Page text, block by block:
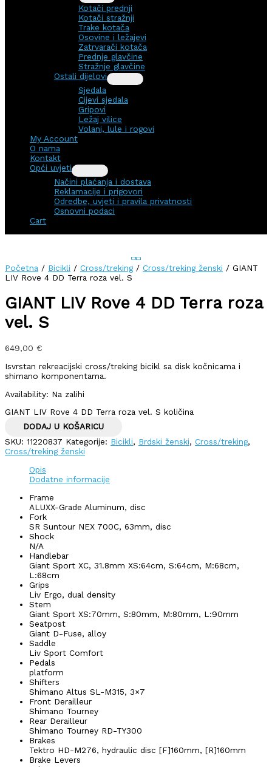
Kotači prednji
Kotači stražnji
Trake kotača
Osovine i ležajevi
Zatrvarači kotača
Prednje glavčine
Stražnje glavčine
Ostali dijelovi
Sjedala
Cijevi sjedala
Gripovi
Ležaj vilice
Volani, lule i rogovi
My Account
O nama
Kontakt
Opći uvjeti
Načini plaćanja i dostava
Reklamacije i prigovori
Odredbe, uvjeti i pravila privatnosti
Osnovni podaci
Cart
Početna / Bicikli / Cross/treking/ Cross/treking ženski / GIANT
LIV Rove 4 DD Terra roza vel. S
GIANT LIV Rove 4 DD Terra roza
vel. S
649,00 €
Isvrstan rekreacijski cross/treking bicikl sa disk kočnicama i
shimano komponentama.
Availability: Na zalihi
GIANT LIV Rove 4 DD Terra roza vel. S količina
DODAJ U KOŠARICU
SKU: 11220837 Kategorije: Bicikli, Brdski ženski, Cross/treking,
Cross/treking ženski
Opis
Dodatne informacije
Frame
ALUXX-Grade Aluminum, disc
Fork
SR Suntour NEX 700C, 63mm, disc
Shock
N/A
Handlebar
Giant Sport XC, 31.8mm XS:64cm, S:64cm, M:68cm,
L:68cm
Grips
Liv Ergo, dual density
Stem
Giant Sport XS:70mm, S:80mm, M:80mm, L:90mm
Seatpost
Giant D-Fuse, alloy
Saddle
Liv Sport Comfort
Pedals
platform
Shifters
Shimano Altus SL-M315, 3×7
Front Derailleur
Shimano Tourney
Rear Derailleur
Shimano Tourney RD-TY300
Brakes
Tektro HD-M276, hydraulic disc [F]160mm, [R]160mm
Brake Levers